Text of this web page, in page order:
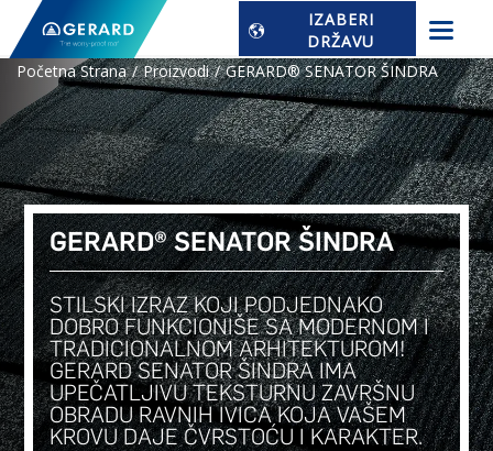
IZABERI
DRŽAVU
Početna Strana
Proizvodi GERARD® SENATOR ŠINDRA
GERARD® SENATOR ŠINDRA
STILSKI IZRAZ KOJI PODJEDNAKO
DOBRO FUNKCIONIŠE SA MODERNOM I
TRADICIONALNOM ARHITEKTUROM!
GERARD SENATOR ŠINDRA IMA
UPEČATLJIVU TEKSTURNU ZAVRŠNU
OBRADU RAVNIH IVICA KOJA VAŠEM
KROVU DAJE ČVRSTOĆU I KARAKTER.